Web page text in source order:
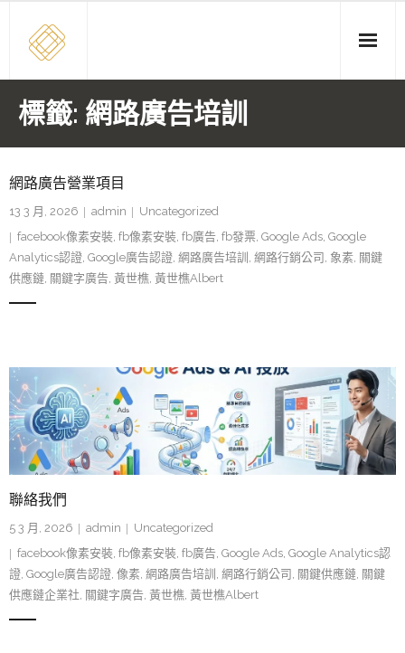
content
標籤: 網路廣告培訓
網路廣告營業項目
13 3 月, 2026 admin
Uncategorized
facebook像素安裝, fb像素安裝, fb廣告, fb發票, Google Ads, Google
Analytics認證, Google廣告認證, 網路廣告培訓 , 網路行銷公司 , 象素, 關鍵
供應鏈, 關鍵字廣告, 黃世樵, 黃世樵Albert
聯絡我們
5 3 月, 2026 admin
Uncategorized
facebook像素安裝, fb像素安裝, fb廣告, Google Ads, Google Analytics認
證, Google廣告認證, 像素, 網路廣告培訓 , 網路行銷公司 , 關鍵供應鏈, 關鍵
供應鏈企業社, 關鍵字廣告, 黃世樵, 黃世樵Albert